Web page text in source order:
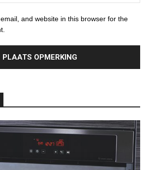
and website in this browser for the